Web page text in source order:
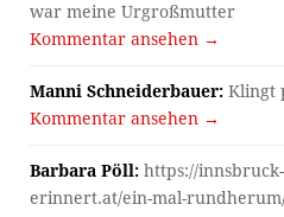
war meine Urgroßmutter
Kommentar ansehen →
Manni Schneiderbauer: Klingt
Kommentar ansehen →
Barbara Pöll: https://innsbruck-
erinnert.at/ein-mal-